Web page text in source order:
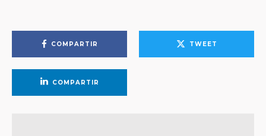
COMPARTIR TWEET
COMPARTIR